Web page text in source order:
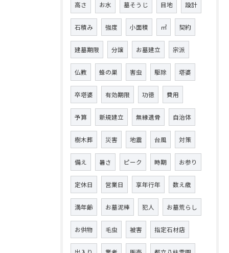
高さ お水 墓そうじ 目地 設計
石積み 強度 小面積 ㎡ 契約
建墓期限 分譲 お墓建立 宗派
仏教 蜂の巣 害虫 駆除 塔婆
卒塔婆 有効期限 功徳 費用
予算 新規建立 無縁遺骨 自治体
樹木葬 災害 地震 台風 対策
備え 暑さ ピーク 時期 お参り
定休日 営業日 享年行年 数え歳
満年齢 お墓泥棒 犯人 お墓荒らし
お供物 毛虫 被害 指定石材店